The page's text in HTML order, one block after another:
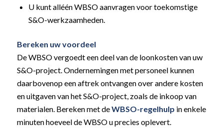
U kunt alléén WBSO aanvragen voor toekomstige
S&O-werkzaamheden.
Bereken uw voordeel
De WBSO vergoedt een deel van de loonkosten van uw
S&O-project. Ondernemingen met personeel kunnen
daarbovenop een aftrek ontvangen over andere kosten
en uitgaven van het S&O-project, zoals de inkoop van
materialen. Bereken met deWBSO-regelhulp in enkele
minuten hoeveel de WBSO u precies oplevert.